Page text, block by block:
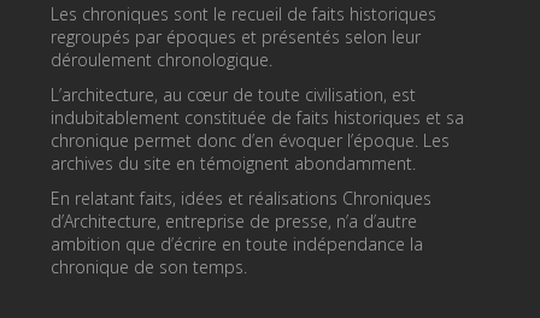
Les chroniques sont le recueil de faits historiques
regroupés par époques et présentés selon leur
déroulement chronologique.
L’architecture, au cœur de toute civilisation, est
indubitablement constituée de faits historiques et sa
chronique permet donc d’en évoquer l’époque. Les
archives du site en témoignent abondamment.
En relatant faits, idées et réalisations Chroniques
d’Architecture, entreprise de presse, n’a d’autre
ambition que d’écrire en toute indépendance la
chronique de son temps.